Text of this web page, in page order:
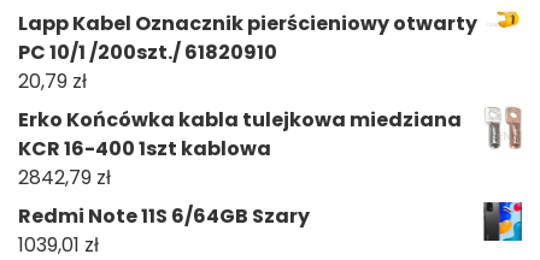
Lapp Kabel Oznacznik pierścieniowy otwarty
PC 10/1 /200szt./ 61820910
20,79 zł
Erko Końcówka kabla tulejkowa miedziana
KCR 16-400 1szt kablowa
2842,79 zł
Redmi Note 11S 6/64GB Szary
1039,01 zł